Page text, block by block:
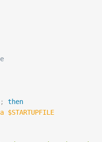
;
then
$STARTUPFILE